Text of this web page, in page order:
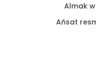
Almak
Aňsat